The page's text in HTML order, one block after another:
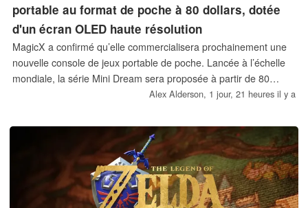
portable au format de poche à 80 dollars, dotée
d'un écran OLED haute résolution
MagicX a confirmé qu’elle commercialisera prochainement une
nouvelle console de jeux portable de poche. Lancée à l’échelle
mondiale, la série Mini Dream sera proposée à partir de 80
dollars, bien qu’elle soit dotée d’un écran OLED haute résolution
Alex Alderson, 1 jour, 21 heures il y a